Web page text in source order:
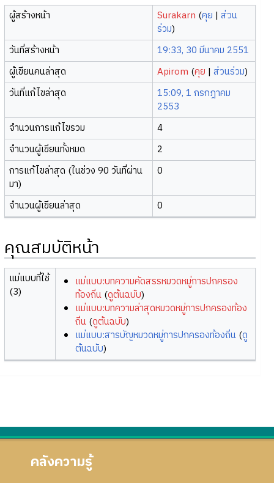
ผู้สร้างหน้า Surakarn (คุย |ส่วน
ร่วม)
วันที่สร้างหน้า
19:33, 30 มีนาคม 2551
ผู้เขียนคนล่าสุด
Apirom (คุย |ส่วนร่วม)
วันที่แก้ไขล่าสุด
15:09, 1 กรกฎาคม
2553
จำนวนการแก้ไขรวม
4
จำนวนผู้เขียนทั้งหมด
2
การแก้ไขล่าสุด (ในช่วง 90 วันที่ผ่าน
มา)
0
จำนวนผู้เขียนล่าสุด 0
คุณสมบัติหน้า
แม่แบบที่ใช้
(3)
แม่แบบ:บทความคัดสรรหมวดหมู่การปกครอง
ท้องถิ่น(ดูต้นฉบับ)
แม่แบบ:บทความล่าสุดหมวดหมู่การปกครองท้อง
ถิ่น(ดูต้นฉบับ)
แม่แบบ:สารบัญหมวดหมู่การปกครองท้องถิ่น(ดู
ต้นฉบับ)
คลังความรู้